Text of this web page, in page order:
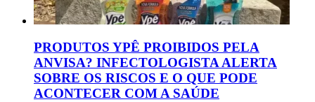
PRODUTOS YPÊ PROIBIDOS PELA
ANVISA? INFECTOLOGISTA ALERTA
SOBRE OS RISCOS E O QUE PODE
ACONTECER COM A SAÚDE